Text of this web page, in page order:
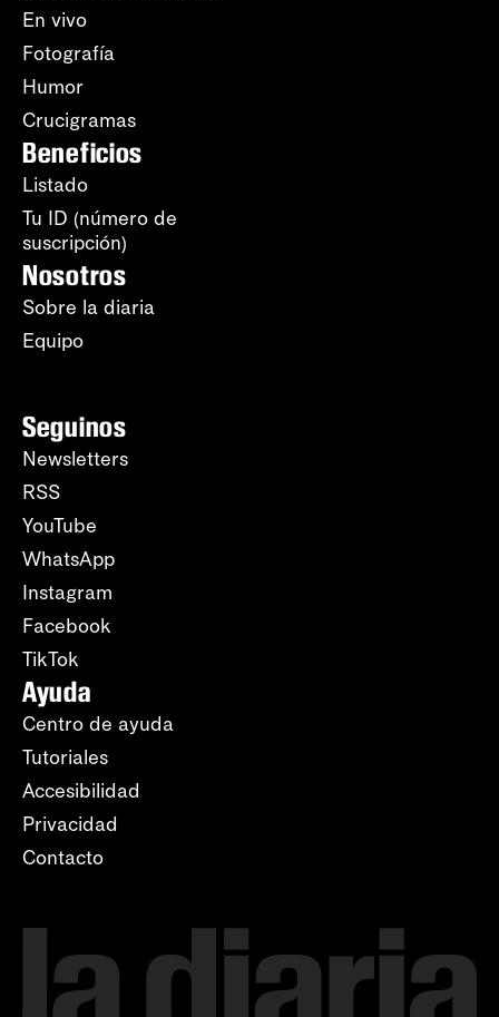
En vivo
Fotografía
Humor
Crucigramas
Beneficios
Listado
Tu ID (número de
suscripción)
Nosotros
Sobre la diaria
Equipo
Seguinos
Newsletters
RSS
YouTube
WhatsApp
Instagram
Facebook
TikTok
Ayuda
Centro de ayuda
Tutoriales
Accesibilidad
Privacidad
Contacto